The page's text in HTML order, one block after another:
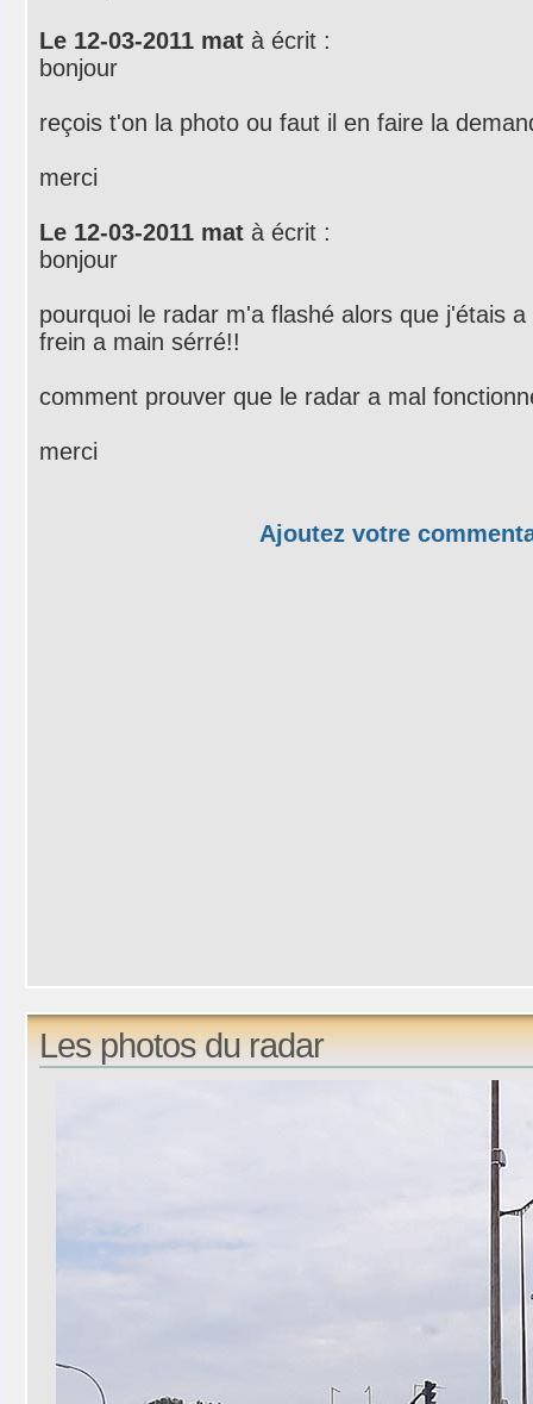
Le 12-03-2011 mat à écrit :
bonjour
reçois t'on la photo ou faut il en faire la
merci
Le 12-03-2011 mat à écrit :
bonjour
pourquoi le radar m'a flashé alors que j'étais a
frein a main sérré!!
comment prouver que le radar a mal
merci
Ajoutez votre
Les photos du radar